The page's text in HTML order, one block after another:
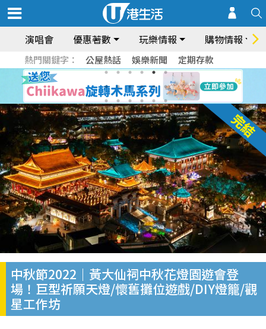
演唱會 優惠著數 玩樂情報 購物情報
熱門關鍵字： 公屋熱話 娛樂新聞 定期存款
中秋節2022｜黃大仙祠中秋花燈園遊會登
場！巨型祈願天燈/懷舊攤位遊戲/DIY燈籠/觀
星工作坊